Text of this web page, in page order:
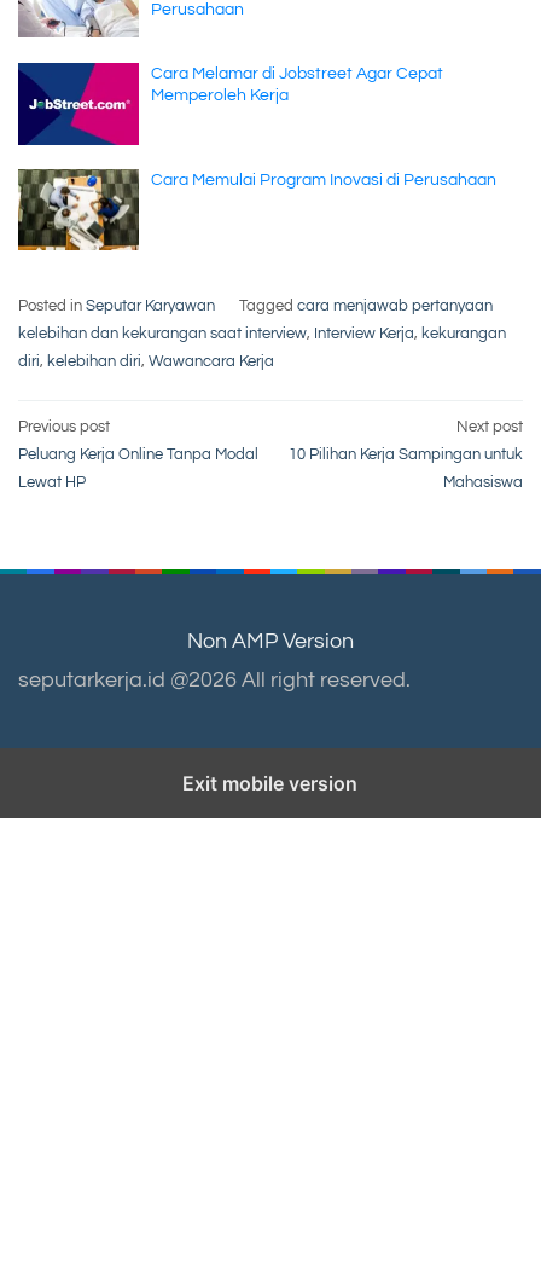
Perusahaan
Cara Melamar di Jobstreet Agar Cepat
Memperoleh Kerja
Cara Memulai Program Inovasi di Perusahaan
Posted in Seputar Karyawan Tagged cara menjawab pertanyaan
kelebihan dan kekurangan saat interview, Interview Kerja, kekurangan
diri, kelebihan diri, Wawancara Kerja
Post
navigation
Previous post
Peluang Kerja Online Tanpa Modal
Lewat HP
Next post
10 Pilihan Kerja Sampingan untuk
Mahasiswa
Non AMP Version
seputarkerja.id @2026 All right reserved.
Exit mobile version